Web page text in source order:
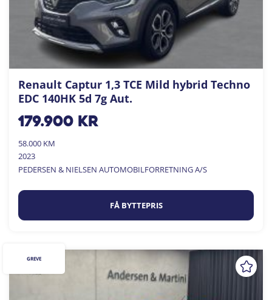
Renault Captur 1,3 TCE Mild hybrid Techno
EDC 140HK 5d 7g Aut.
179.900kr
58.000 KM
2023
PEDERSEN & NIELSEN AUTOMOBILFORRETNING A/S
FÅ BYTTEPRIS
GREVE